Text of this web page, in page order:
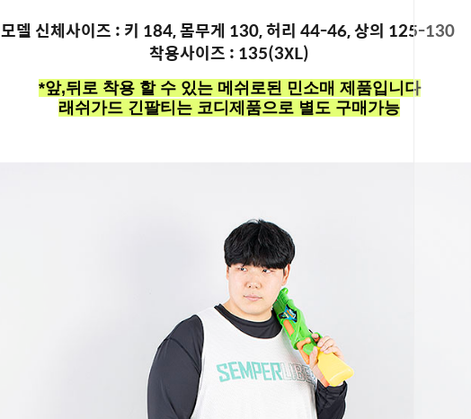
모델 신체사이즈 : 키 184, 몸무게 130, 허리 44-46, 상의 125-130
착용사이즈 : 135(3XL)
*앞,뒤로 착용 할 수 있는 메쉬로된 민소매 제품입니다
래쉬가드 긴팔티는 코디제품으로 별도 구매가능